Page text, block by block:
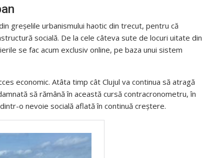
greșelile urbanismului haotic din trecut, pentru că
socială. De la cele câteva sute de locuri uitate din
se fac acum exclusiv online, pe baza unui sistem
economic. Atâta timp cât Clujul va continua să atragă
să rămână în această cursă contracronometru, în
o nevoie socială aflată în continuă creștere.